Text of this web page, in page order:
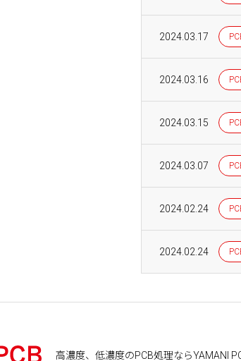
2024.03.17
2024.03.16
2024.03.15
2024.03.07
2024.02.24
2024.02.24
高濃度、低濃度のPCB処理ならYAMANI